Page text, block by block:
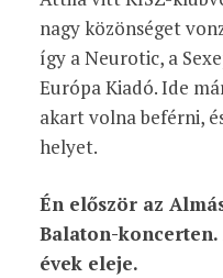
nagy közönséget
így a Neurotic, a
Európa Kiadó. Ide
akart volna beférni,
helyet.
Én először az
Balaton-
évek eleje.